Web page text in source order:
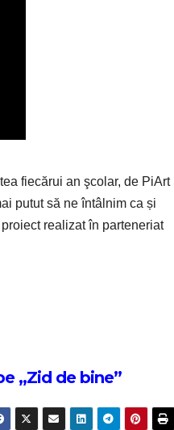
fiecărui an şcolar, de PiArt
putut să ne întâlnim ca și
realizat în parteneriat
„Zid de bine”